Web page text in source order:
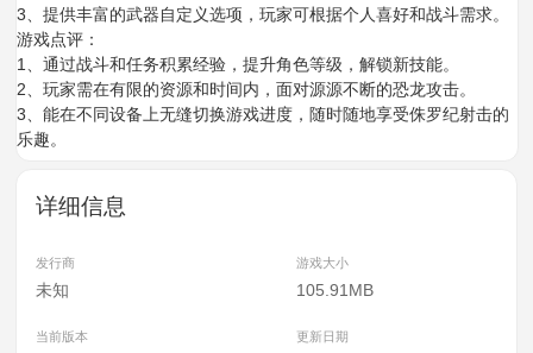
3、提供丰富的武器自定义选项，玩家可根据个人喜好和战斗需求。
游戏点评：
1、通过战斗和任务积累经验，提升角色等级，解锁新技能。
2、玩家需在有限的资源和时间内，面对源源不断的恐龙攻击。
3、能在不同设备上无缝切换游戏进度，随时随地享受侏罗纪射击的
乐趣。
详细信息
发行商 游戏大小
未知 105.91MB
当前版本 更新日期